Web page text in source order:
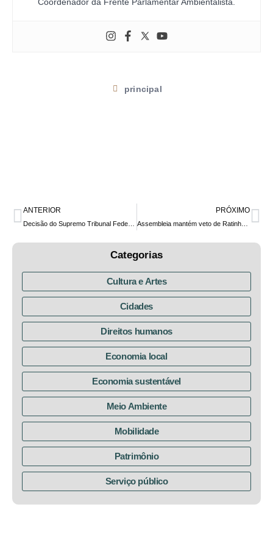
principal
ANTERIOR PRÓXIMO
Assembleia mantém veto de Ratinho Jr. aos artigos da lei que prevê infraestrutura cicloviária em novas obras no Paraná
Categorias
Cultura e Artes
Cidades
Direitos humanos
Economia local
Economia sustentável
Meio Ambiente
Mobilidade
Patrimônio
Serviço público